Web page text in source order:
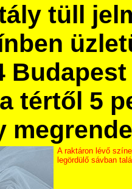
tüll
tértől 5
A raktáron lévő
legördülő sávban